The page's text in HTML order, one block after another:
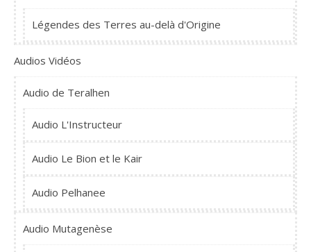
Légendes des Terres au-delà d'Origine
Audios Vidéos
Audio de Teralhen
Audio L'Instructeur
Audio Le Bion et le Kair
Audio Pelhanee
Audio Mutagenèse